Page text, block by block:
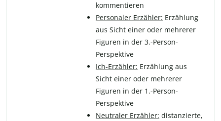
kommentieren
Personaler Erzähler: Erzählung
aus Sicht einer oder mehrerer
Figuren in der 3.-Person-
Perspektive
Ich-Erzähler: Erzählung aus
Sicht einer oder mehrerer
Figuren in der 1.-Person-
Perspektive
Neutraler Erzähler: distanzierte,